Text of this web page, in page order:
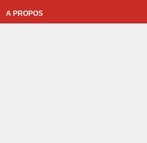
A PROPOS